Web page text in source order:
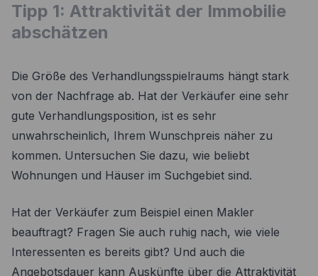
Tipp 1: Attraktivität der Immobilie
abschätzen
Die Größe des Verhandlungsspielraums hängt stark
von der Nachfrage ab. Hat der Verkäufer eine sehr
gute Verhandlungsposition, ist es sehr
unwahrscheinlich, Ihrem Wunschpreis näher zu
kommen. Untersuchen Sie dazu, wie beliebt
Wohnungen und Häuser im Suchgebiet sind.
Hat der Verkäufer zum Beispiel einen Makler
beauftragt? Fragen Sie auch ruhig nach, wie viele
Interessenten es bereits gibt? Und auch die
Angebotsdauer kann Auskünfte über die Attraktivität